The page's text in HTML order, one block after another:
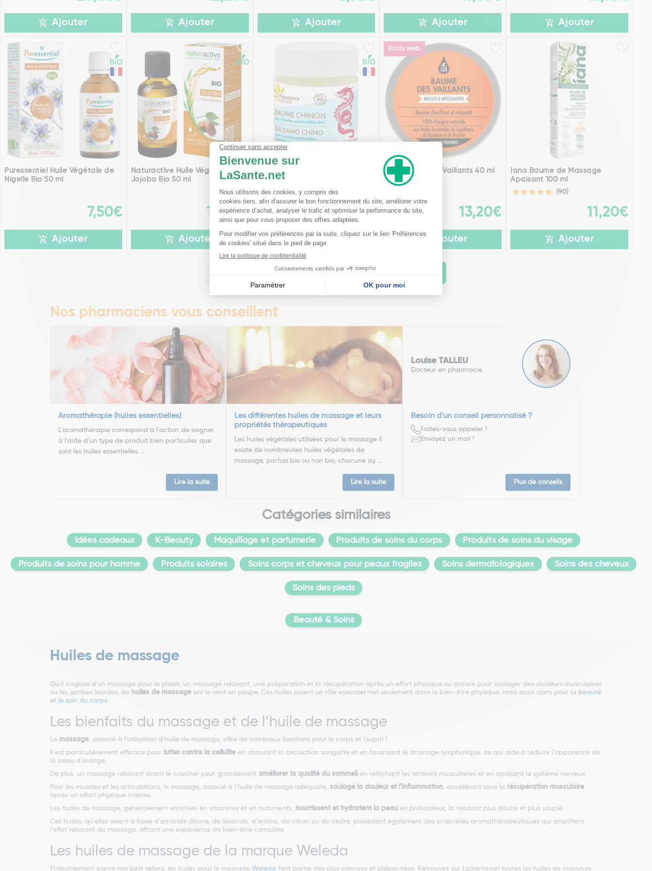
Ajouter Ajouter Ajouter Ajouter Ajouter
Puressentiel Huile Végétale de
Nigelle Bio 50 ml
7,50€
Ajouter
Naturactive Huile Végétale
Jojoba Bio 50 ml
10,55€
Ajouter
Fleurance Nature Baume Chinois
Bio 30 ml
8,90€
Ajouter
Exclu web
LCA Baume des Vaillants 40 ml
13,20€
Ajouter
Iana Baume de Massage
Apaisant 100 ml
(90)
11,20€
Ajouter
4
Nos pharmaciens vous conseillent
Aromathérapie (huiles essentielles)
L'aromathérapie correspond à l'action de soigner
à l'aide d'un type de produit bien particulier que
sont les huiles essentielles. ...
Lire la suite
Les différentes huiles de massage et leurs
propriétés thérapeutiques
Les huiles végétales utilisées pour le massage Il
existe de nombreuses huiles végétales de
massage, parfois bio ou non bio, chacune ay ...
Lire la suite
Louise TALLEU
Docteur en pharmacie
Besoin d'un conseil personnalisé ?
Faites-vous appeler !
Envoyez un mail !
Plus de conseils
Catégories similaires
Idées cadeaux K-Beauty Maquillage et parfumerie Produits de soins du corps Produits de soins du visage
Produits de soins pour homme Produits solaires Soins corps et cheveux pour peaux fragiles Soins dermatologiques Soins des cheveux
Soins des pieds
Beauté & Soins
Huiles de massage
Qu'il s'agisse d'un massage pour le plaisir, un massage relaxant, une préparation et la récupération après un effort physique ou encore pour soulager des douleurs musculaires
ou les jambes lourdes, les huiles de massage ont le vent en poupe. Ces huiles jouent un rôle essentiel non seulement dans le bien-être physique, mais aussi dans pour la beauté
et le soin du corps.
Les bienfaits du massage et de l’huile de massage
Le massage, associé à l'utilisation d'huile de massage, offre de nombreux bienfaits pour le corps et l'esprit !
Il est particulièrement efficace pour
lutter contre la cellulite en stimulant la circulation sanguine et en favorisant le drainage lymphatique, ce qui aide à réduire l'apparence de
la peau d'orange.
De plus, un massage relaxant avant le coucher peut grandement améliorer la qualité du sommeil
en relâchant les tensions musculaires et en apaisant le système nerveux.
Pour les muscles et les articulations, le massage, associé à l’huile de massage adéquate, soulage la douleur et l'inflammation, accélérant ainsi la récupération musculaire
après un effort physique intense.
Les huiles de massage, généralement enrichies en vitamines et en nutriments, nourrissent et hydratent la peau en profondeur, la rendant plus douce et plus souple.
Ces huiles, qu'elles soient à base d'amande douce, de lavande, d’arnica, de citron ou de cèdre, possèdent également des propriétés aromathérapeutiques qui amplifient
l'effet relaxant du massage, offrant une expérience de bien-être complète.
Les huiles de massage de la marque Weleda
Probablement parmi nos best sellers, les huiles pour le massage Weleda font partie des plus connues et plébiscitées. Retrouvez sur LaSante.net toutes les huiles de massage